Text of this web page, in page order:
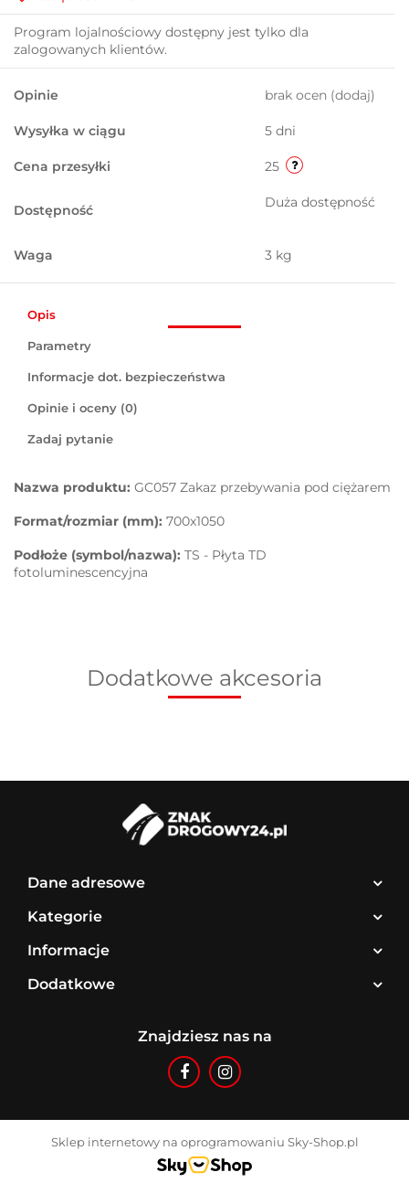
Program lojalnościowy dostępny jest tylko dla
zalogowanych klientów.
Opinie brak ocen (dodaj)
Wysyłka w ciągu 5 dni
Cena przesyłki 25
Dostępność Duża dostępność
Waga 3 kg
Opis
Parametry
Informacje dot. bezpieczeństwa
Opinie i oceny (0)
Zadaj pytanie
Nazwa produktu: GC057 Zakaz przebywania pod ciężarem
Format/rozmiar (mm): 700x1050
Podłoże (symbol/nazwa): TS - Płyta TD
fotoluminescencyjna
Dodatkowe akcesoria
Dane adresowe
Kategorie
Informacje
Dodatkowe
Znajdziesz nas na
Sklep internetowy na oprogramowaniu Sky-Shop.pl